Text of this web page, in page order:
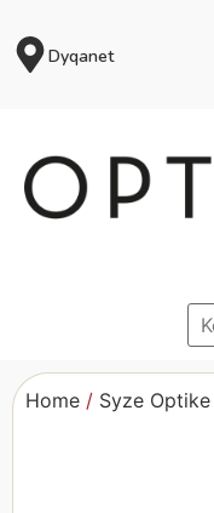
Dyqanet
Home / Syze Optike